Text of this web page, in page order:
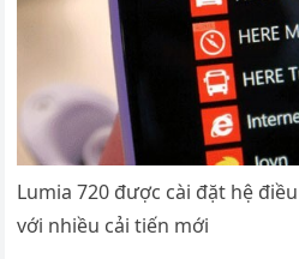
Lumia 720 được cài đặt hệ
với nhiều cải tiến mới